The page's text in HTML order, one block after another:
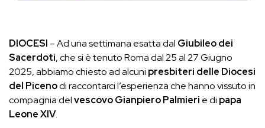
DIOCESI – Ad una settimana esatta dal Giubileo dei
Sacerdoti, che si è tenuto Roma dal 25 al 27 Giugno
2025, abbiamo chiesto ad alcuni presbiteri delle Diocesi
del Picenodi raccontarci l’esperienza che hanno vissuto in
compagnia delvescovo Gianpiero Palmieri e di papa
Leone XIV.